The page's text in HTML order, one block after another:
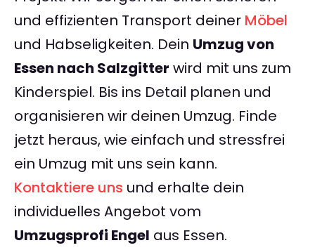
und effizienten Transport deiner Möbel
und Habseligkeiten. Dein Umzug von
Essen nach Salzgitter wird mit uns zum
Kinderspiel. Bis ins Detail planen und
organisieren wir deinen Umzug. Finde
jetzt heraus, wie einfach und stressfrei
ein Umzug mit uns sein kann.
Kontaktiere uns und erhalte dein
individuelles Angebot vom
Umzugsprofi Engel aus Essen.